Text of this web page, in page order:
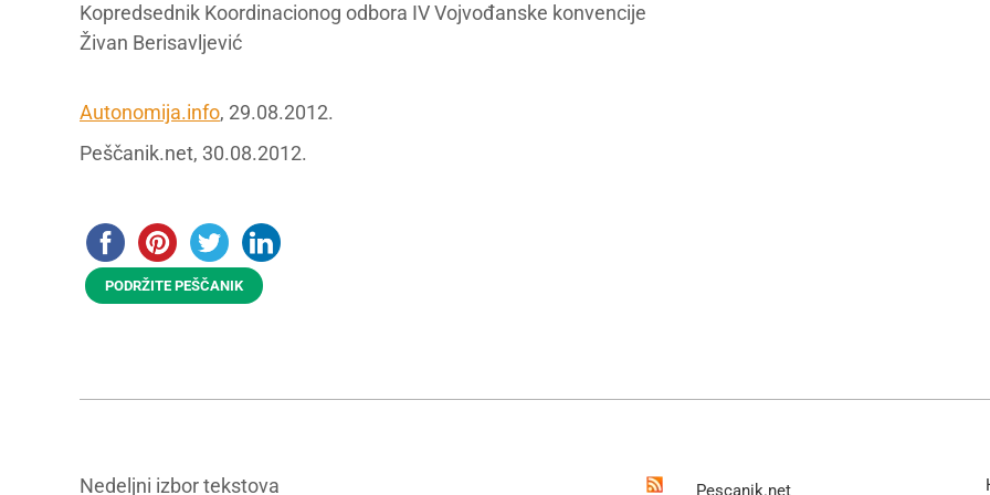
Kopredsednik Koordinacionog odbora IV Vojvođanske konvencije
Živan Berisavljević
Autonomija.info, 29.08.2012.
Peščanik.net, 30.08.2012.
PODRŽITE PEŠČANIK
Nedeljni izbor tekstova Pescanik.net